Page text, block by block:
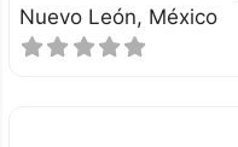
Nuevo León México